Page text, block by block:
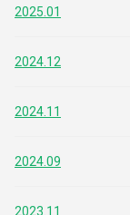
2025.01
2024.12
2024.11
2024.09
2023.11